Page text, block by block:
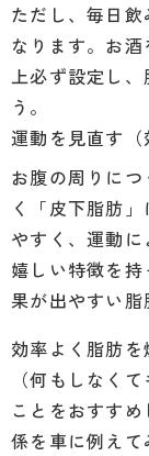
ただし、毎日
なります。お
上必ず設定し
う。
運動を見直す（
お腹の周りに
く「皮下脂肪
やすく、運動
嬉しい特徴を
果が出やすい脂
効率よく脂肪
（何もしなく
ことをおすす
係を車に例えて